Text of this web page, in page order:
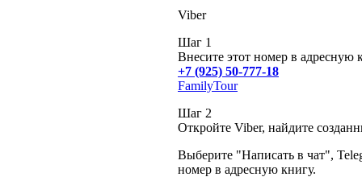
Viber
Шаг 1
Внесите этот номер в адресную
+7 (925) 50-777-18
FamilyTour
Шаг 2
Откройте Viber, найдите
Выберите "Написать в чат",
номер в адресную книгу.